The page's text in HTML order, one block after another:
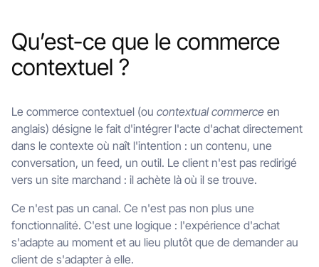
Qu’est-ce que le commerce
contextuel ?
Le commerce contextuel (ou contextual commerce en
anglais) désigne le fait d'intégrer l'acte d'achat directement
dans le contexte où naît l'intention : un contenu, une
conversation, un feed, un outil. Le client n'est pas redirigé
vers un site marchand : il achète là où il se trouve.
Ce n'est pas un canal. Ce n'est pas non plus une
fonctionnalité. C'est une logique : l'expérience d'achat
s'adapte au moment et au lieu plutôt que de demander au
client de s'adapter à elle.